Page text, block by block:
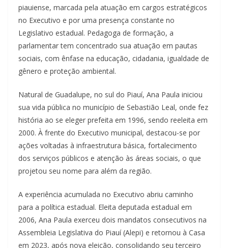
piauiense, marcada pela atuação em cargos estratégicos
no Executivo e por uma presença constante no
Legislativo estadual. Pedagoga de formação, a
parlamentar tem concentrado sua atuação em pautas
sociais, com ênfase na educação, cidadania, igualdade de
gênero e proteção ambiental.
Natural de Guadalupe, no sul do Piauí, Ana Paula iniciou
sua vida pública no município de Sebastião Leal, onde fez
história ao se eleger prefeita em 1996, sendo reeleita em
2000. À frente do Executivo municipal, destacou-se por
ações voltadas à infraestrutura básica, fortalecimento
dos serviços públicos e atenção às áreas sociais, o que
projetou seu nome para além da região.
A experiência acumulada no Executivo abriu caminho
para a política estadual. Eleita deputada estadual em
2006, Ana Paula exerceu dois mandatos consecutivos na
Assembleia Legislativa do Piauí (Alepi) e retornou à Casa
em 2023, após nova eleição, consolidando seu terceiro